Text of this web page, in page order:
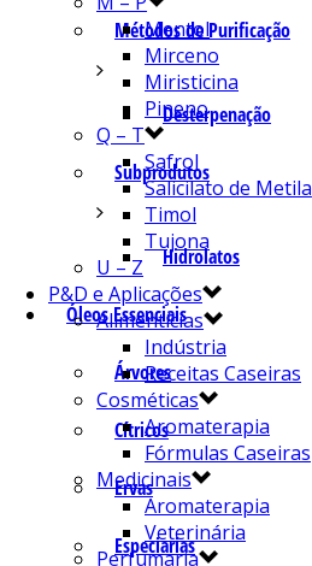
Métodos de Purificação
Desterpenação
Subprodutos
Hidrolatos
Óleos Essenciais
Árvores
Cítricos
Ervas
Especiarias
Mentol
Mirceno
Miristicina
Pineno
Q – T
Safrol
Salicilato de Metila
Timol
Tujona
U – Z
P&D e Aplicações
Alimentícias
Indústria
Receitas Caseiras
Cosméticas
Aromaterapia
Fórmulas Caseiras
Medicinais
Aromaterapia
Veterinária
Perfumaria